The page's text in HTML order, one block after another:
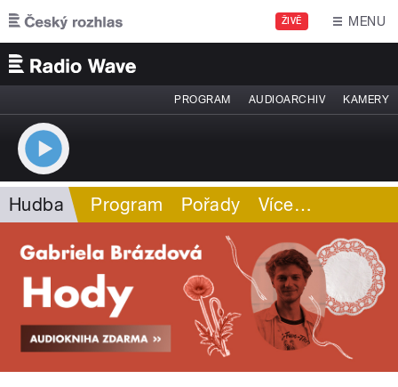
Přejít k hlavnímu obsahu
ŽIVĚ MENU
PROGRAM AUDIOARCHIV KAMERY
Hudba Program Pořady Více…